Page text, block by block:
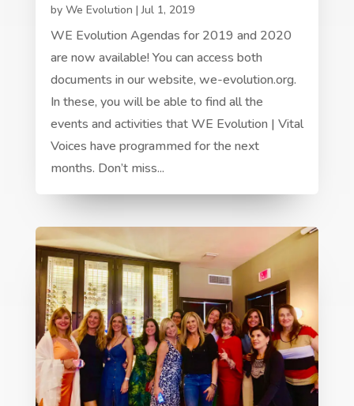
by We Evolution |Jul 1, 2019
WE Evolution Agendas for 2019 and 2020
are now available! You can access both
documents in our website, we-evolution.org.
In these, you will be able to find all the
events and activities that WE Evolution | Vital
Voices have programmed for the next
months. Don’t miss...